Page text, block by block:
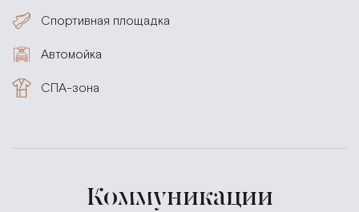
Спортивная площадка
Автомойка
СПА-зона
Коммуникации